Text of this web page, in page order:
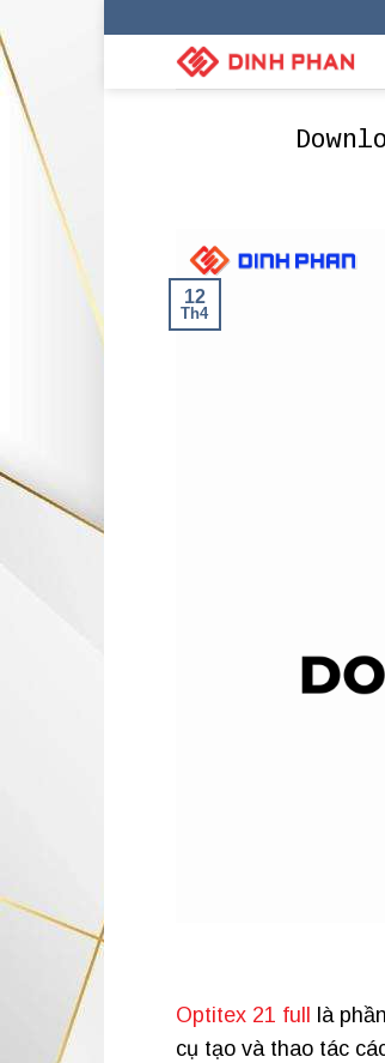
12
Th4
Optitex 21 full
là
cụ tạo và thao tác